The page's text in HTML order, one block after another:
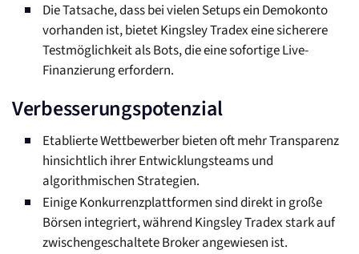
Die Tatsache, dass bei vielen Setups ein Demokonto
vorhanden ist, bietet Kingsley Tradex eine sicherere
Testmöglichkeit als Bots, die eine sofortige Live-
Finanzierung erfordern.
Verbesserungspotenzial
Etablierte Wettbewerber bieten oft mehr Transparenz
hinsichtlich ihrer Entwicklungsteams und
algorithmischen Strategien.
Einige Konkurrenzplattformen sind direkt in große
Börsen integriert, während Kingsley Tradex stark auf
zwischengeschaltete Broker angewiesen ist.